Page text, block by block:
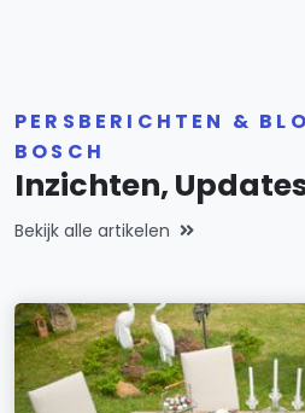
PERSBERICHTEN &
BOSCH
Inzichten,
Bekijk alle artikelen